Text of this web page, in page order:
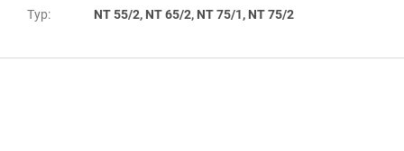
Typ: NT 55/2, NT 65/2, NT 75/1, NT 75/2